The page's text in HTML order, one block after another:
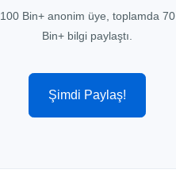
100 Bin+ anonim üye, toplamda 70
Bin+ bilgi paylaştı.
Şimdi Paylaş!